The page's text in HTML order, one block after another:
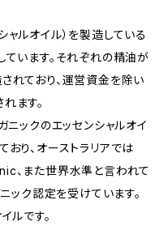
ルオイル）を製造している
います。それぞれの精油が
れており、運営資金を除い
ます。
ックのエッセンシャルオイ
おり、オーストラリアでは
また世界水準と言われて
ック認定を受けています。
ルです。